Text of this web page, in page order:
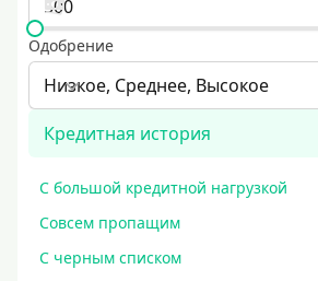
Одобрение
Низкое, Среднее, Высокое
Кредитная история
С большой кредитной нагрузкой
Совсем пропащим
С черным списком